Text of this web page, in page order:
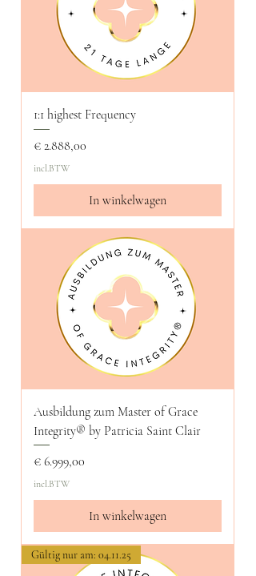
1:1 highest Frequency
Prijs
€ 2.888,00
incl.BTW
In winkelwagen
Ausbildung zum Master of Grace
Integrity® by Patricia Saint Clair
Prijs
€ 6.999,00
incl.BTW
In winkelwagen
Gültig nur am: 04.11.25